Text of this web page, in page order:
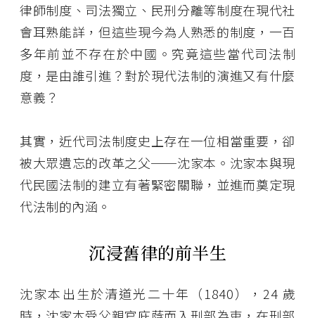
律師制度、司法獨立、民刑分離等制度在現代社
會耳熟能詳，但這些現今為人熟悉的制度，一百
多年前並不存在於中國。究竟這些當代司法制
度，是由誰引進？對於現代法制的演進又有什麼
意義？
其實，近代司法制度史上存在一位相當重要，卻
被大眾遺忘的改革之父──沈家本。沈家本與現
代民國法制的建立有著緊密關聯，並進而奠定現
代法制的內涵。
沉浸舊律的前半生
沈家本出生於清道光二十年（1840），24 歲